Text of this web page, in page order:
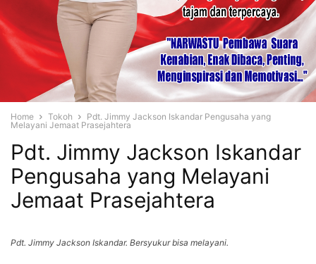
Home Tokoh
Pdt. Jimmy Jackson Iskandar Pengusaha yang
Melayani Jemaat Prasejahtera
Pdt. Jimmy Jackson Iskandar
Pengusaha yang Melayani
Jemaat Prasejahtera
Pdt. Jimmy Jackson Iskandar. Bersyukur bisa melayani.